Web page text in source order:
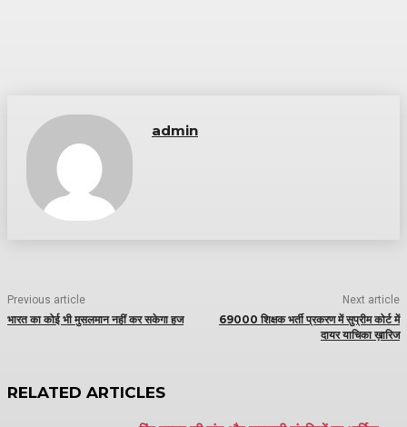
admin
Previous article
भारत का कोई भी मुसलमान नहीं कर सकेगा हज
Next article
69000 शिक्षक भर्ती प्रकरण में सुप्रीम कोर्ट में
दायर याचिका ख़ारिज
RELATED ARTICLES